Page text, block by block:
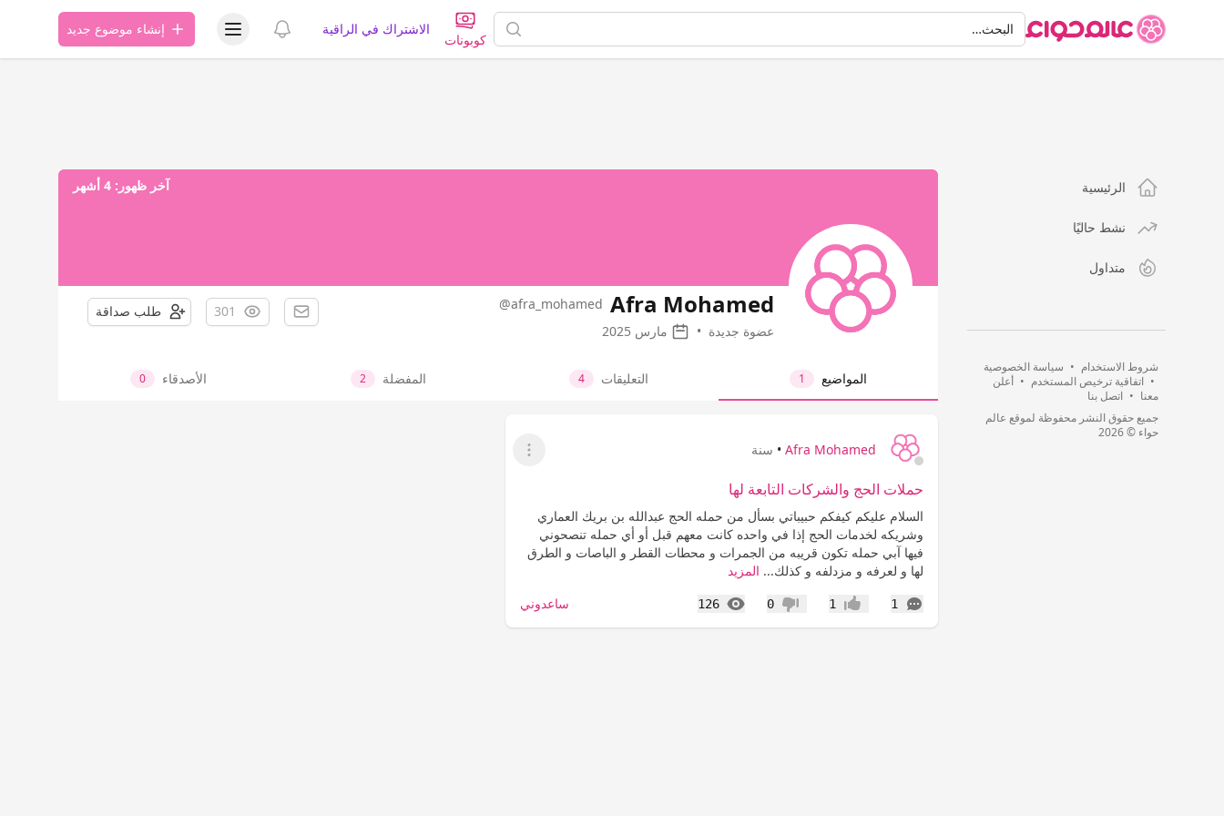
البحثالبحث…
كوبونات
الاشتراك في الراقية عرض الإشعاراتعرض قائمة المستخدمإنشاء موضوع جديد
الرئيسية
نشط حاليًا
متداول
شروط الاستخدام • سياسة الخصوصية
• اتفاقية ترخيص المستخدم • أعلن
معنا • اتصل بنا
جميع حقوق النشر محفوظة لموقع عالم
حواء © 2026
آخر ظهور: 4 أشهر
Afra Mohamed
@afra_mohamed
عضوة جديدة • مارس 2025
301 طلب صداقة
المواضيع 1 التعليقات 4 المفضلة 2 الأصدقاء 0
Afra Mohamed
• سنة
عرض القائمة
حملات الحج والشركات التابعة لها
السلام عليكم كيفكم حبيباتي بسأل من حمله الحج عبدالله بن بريك العماري
وشريكه لخدمات الحج إذا في واحده كانت معهم قبل أو أي حمله تنصحوني
فيها آبي حمله تكون قريبه من الجمرات و محطات القطر و الباصات و الطرق
لها و لعرفه و مزدلفه و كذلك... المزيد
1
التعليقات إعجاب1 عدم إعجاب
0
126
المشاهدات ساعدوني